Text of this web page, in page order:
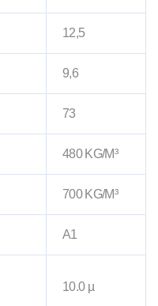
12,5
9,6
73
480 KG/M³
700 KG/M³
A1
10.0 µ